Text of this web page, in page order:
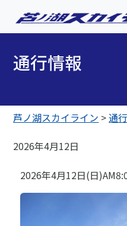
通行情報
芦ノ湖スカイライン >通
2026年4月12日
2026年4月12日(日